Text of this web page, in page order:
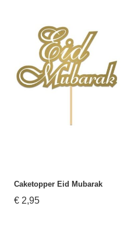
Caketopper Eid Mubarak
€ 2,95